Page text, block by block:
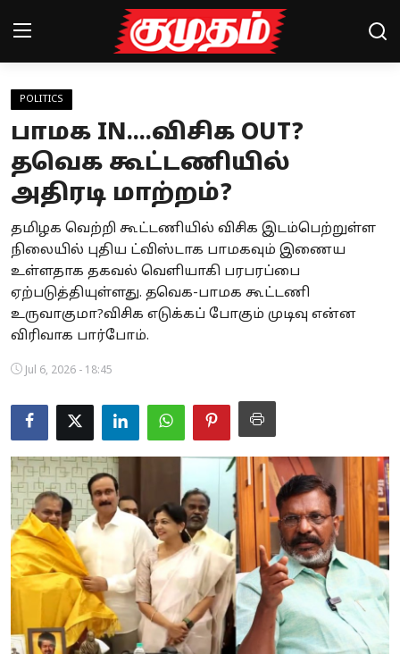
Home
Magazines
Games
Cinema
Videos
Health
Business
Crime
Tamilnadu
National
World
Astrology
POLITICS
பாமக IN....விசிக OUT?
தவெக கூட்டணியில்
அதிரடி மாற்றம்?
தமிழக வெற்றி கூட்டணியில் விசிக இடம்பெற்றுள்ள
நிலையில் புதிய ட்விஸ்டாக பாமகவும் இணைய
உள்ளதாக தகவல் வெளியாகி பரபரப்பை
ஏற்படுத்தியுள்ளது. தவெக-பாமக கூட்டணி
உருவாகுமா?விசிக எடுக்கப் போகும் முடிவு என்ன
விரிவாக பார்போம்.
Jul 6, 2026 - 18:45